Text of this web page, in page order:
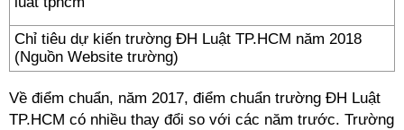
Chỉ tiêu dự kiến trường ĐH Luật TP.HCM năm 2018
(Nguồn Website trường)
Về điểm chuẩn, năm 2017, điểm chuẩn trường ĐH Luật
TP.HCM có nhiều thay đổi so với các năm trước. Trường